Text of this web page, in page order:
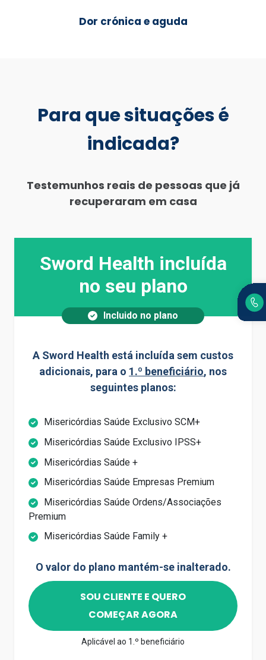
Dor crónica e aguda
Para que situações é
indicada?
Testemunhos reais de pessoas que já
recuperaram em casa
Sword Health incluída
no seu plano
Incluido no plano
A Sword Health está incluída sem custos
adicionais, para o 1.º beneficiário, nos
seguintes planos:
Misericórdias Saúde Exclusivo SCM+
Misericórdias Saúde Exclusivo IPSS+
Misericórdias Saúde +
Misericórdias Saúde Empresas Premium
Misericórdias Saúde Ordens/Associações
Premium
Misericórdias Saúde Family +
O valor do plano mantém-se inalterado.
SOU CLIENTE E QUERO
COMEÇAR AGORA
Aplicável ao 1.º beneficiário